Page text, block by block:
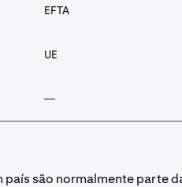
EFTA
UE
—
país são normalmente parte